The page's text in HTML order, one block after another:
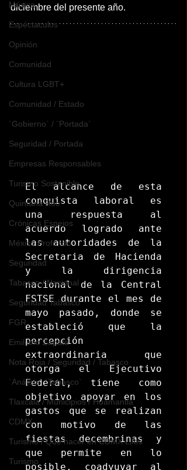
Música
Espéctaculos
Opinión
Comunidad
Cultura LGBT+
Comunidad / Estado
`Gobierno` / `Portada`
Seguridad / Portada
Empresas Responsables
Turismo Sostenible
Quintana Roo
Crónicas Espejos
México Profundo
Seguridad
Tabasco / Nacional
Seguridad Tabasco
FGR
Emiliano Zapata
Nota Roja / Seguridad / Tabasco
`Análisis` `Tabasco`
Tlaxcala / Municipios / Huamantla
CDMX
Turismo / Qué hacer en CDMX Lifes
Turismo
diciembre del presente año.
El alcance de esta
conquista laboral es
una respuesta al
acuerdo logrado ante
las autoridades de la
Secretaria de Hacienda
y la dirigencia
nacional de la Central
FSTSE durante el mes de
mayo pasado, donde se
estableció que la
percepción
extraordinaria que
otorga el Ejecutivo
Federal, tiene como
objetivo apoyar en los
gastos que se realizan
con motivo de las
fiestas decembrinas y
que permite en lo
posible, coadyuvar al